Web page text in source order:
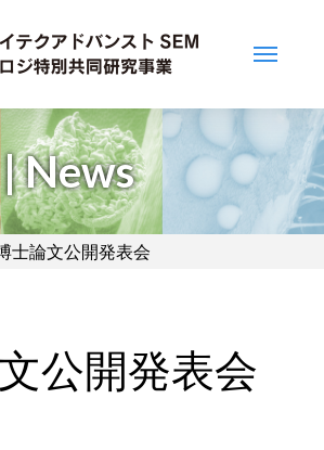
News
士論文公開発表会
公開発表会